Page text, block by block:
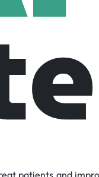
than 1,100 beds,
patients and